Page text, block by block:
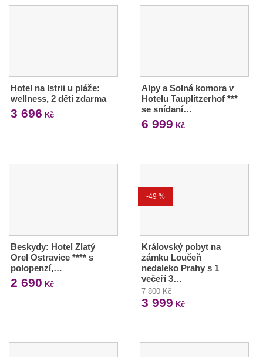
Hotel na Istrii u pláže:
wellness, 2 děti zdarma
3 696 Kč
Alpy a Solná komora v
Hotelu Tauplitzerhof ***
se snídaní…
6 999 Kč
Beskydy: Hotel Zlatý
Orel Ostravice **** s
polopenzí,…
2 690 Kč
-49 %
Královský pobyt na
zámku Loučeň
nedaleko Prahy s 1
večeří 3…
7 800 Kč
3 999 Kč